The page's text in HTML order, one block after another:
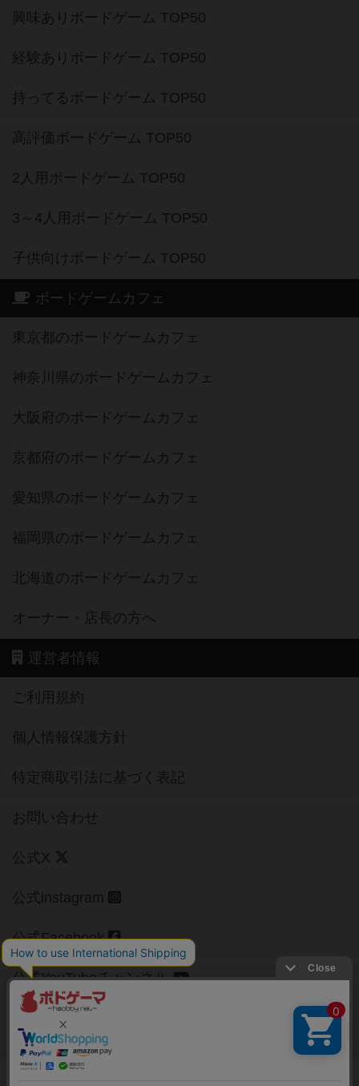
興味ありボードゲーム TOP50
経験ありボードゲーム TOP50
持ってるボードゲーム TOP50
高評価ボードゲーム TOP50
2人用ボードゲーム TOP50
3～4人用ボードゲーム TOP50
子供向けボードゲーム TOP50
ボードゲームカフェ
東京都のボードゲームカフェ
神奈川県のボードゲームカフェ
大阪府のボードゲームカフェ
京都府のボードゲームカフェ
愛知県のボードゲームカフェ
福岡県のボードゲームカフェ
北海道のボードゲームカフェ
オーナー・店長の方へ
運営者情報
ご利用規約
個人情報保護方針
特定商取引法に基づく表記
お問い合わせ
公式X
公式instagram
公式Facebook
公式YouTubeチャンネル